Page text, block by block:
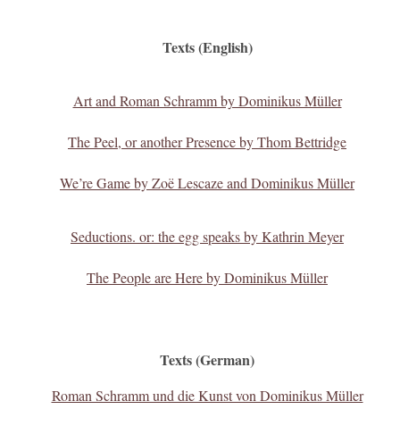
Texts (English)
Art and Roman Schramm by Dominikus Müller
The Peel, or another Presenceby Thom Bettridge
We’re Game by Zoë Lescaze and Dominikus Müller
Seductions. or: the egg speaks by Kathrin Meyer
The People are Here by Dominikus Müller
Texts (German)
Roman Schramm und die Kunst von Dominikus Müller